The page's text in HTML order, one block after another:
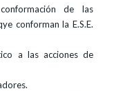
de las
conforman la E.S.E.
a las acciones de